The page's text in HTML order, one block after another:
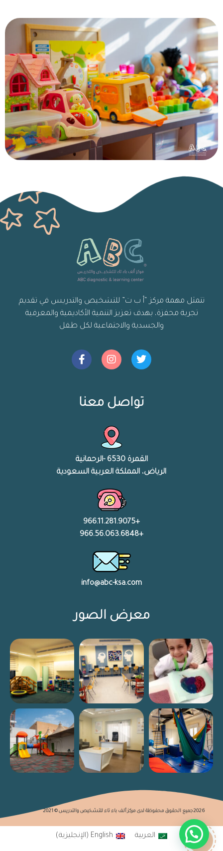
تتمثل مهمة مركز “أ ب ت” للتشخيص والتدريس في تقديم
تجربة محفزة، بهدف تعزيز التنمية الأكاديمية والمعرفية
والجسدية والاجتماعية لكل طفل
تواصل معنا
القمرة 6530 -الرحمانية
الرياض، المملكة العربية السعودية
+966.11.281.9075
+966.56.063.6848
info@abc-ksa.com
معرض الصور
2026جميع الحقوق محفوظة لدى مركز ألف باء تاء للتشخيص والتدريس © 2021
العربية English
(الإنجليزية)